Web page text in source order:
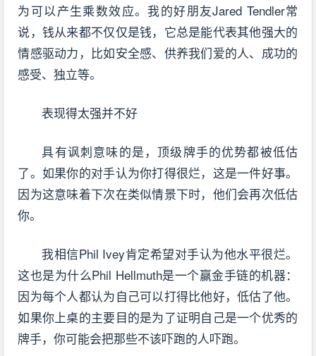
为可以产生乘数效应。我的好朋友Jared Tendler常
说，钱从来都不仅仅是钱，它总是能代表其他强大的
情感驱动力，比如安全感、供养我们爱的人、成功的
感受、独立等。
表现得太强并不好
具有讽刺意味的是，顶级牌手的优势都被低估
了。如果你的对手认为你打得很烂，这是一件好事。
因为这意味着下次在类似情景下时，他们会再次低估
你。
我相信Phil Ivey肯定希望对手认为他水平很烂。
这也是为什么Phil Hellmuth是一个赢金手链的机器：
因为每个人都认为自己可以打得比他好，低估了他。
如果你上桌的主要目的是为了证明自己是一个优秀的
牌手，你可能会把那些不该吓跑的人吓跑。